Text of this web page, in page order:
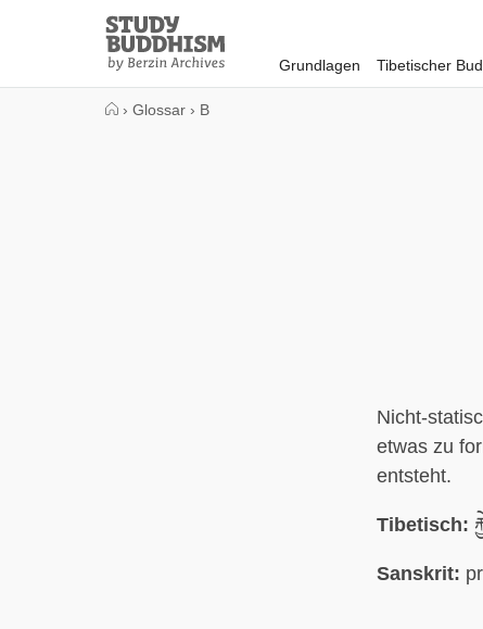
Study
Buddhism
Home
Grundlagen Tibetischer
› Glossar › B
Nicht-
etwas zu
entsteht.
Tibetisch:
Sanskrit: